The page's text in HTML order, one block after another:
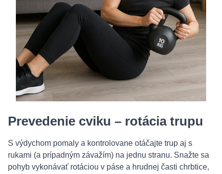
Prevedenie cviku – rotácia trupu
S výdychom pomaly a kontrolovane otáčajte trup aj s
rukami (a prípadným závažím) na jednu stranu. Snažte sa
pohyb vykonávať rotáciou v páse a hrudnej časti chrbtice,